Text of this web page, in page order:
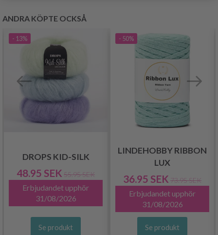
ANDRA KÖPTE OCKSÅ
- 13%
DROPS KID-SILK
48.95 SEK 55.95 SEK
Erbjudandet upphör
31/08/2026
Se produkt
- 50%
LINDEHOBBY RIBBON
LUX
36.95 SEK 73.95 SEK
Erbjudandet upphör
31/08/2026
Se produkt